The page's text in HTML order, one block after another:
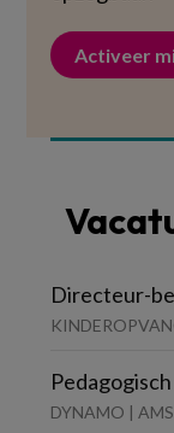
Activeer
Directeur-
DYNAMO |